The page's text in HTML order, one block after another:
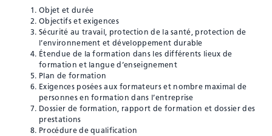
Objet et durée
Objectifs et exigences
Sécurité au travail, protection de la santé, protection de
l’environnement et développement durable
Étendue de la formation dans les différents lieux de
formation et langue d’enseignement
Plan de formation
Exigences posées aux formateurs et nombre maximal de
personnes en formation dans l’entreprise
Dossier de formation, rapport de formation et dossier des
prestations
Procédure de qualification